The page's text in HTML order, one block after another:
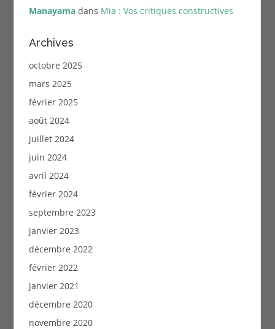
Manayamadans Mia : Vos critiques constructives
Archives
octobre 2025
mars 2025
février 2025
août 2024
juillet 2024
juin 2024
avril 2024
février 2024
septembre 2023
janvier 2023
décembre 2022
février 2022
janvier 2021
décembre 2020
novembre 2020